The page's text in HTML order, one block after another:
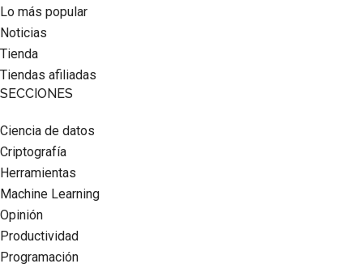
Lo más popular
Noticias
Tienda
Tiendas afiliadas
SECCIONES
Ciencia de datos
Criptografía
Herramientas
Machine Learning
Opinión
Productividad
Programación